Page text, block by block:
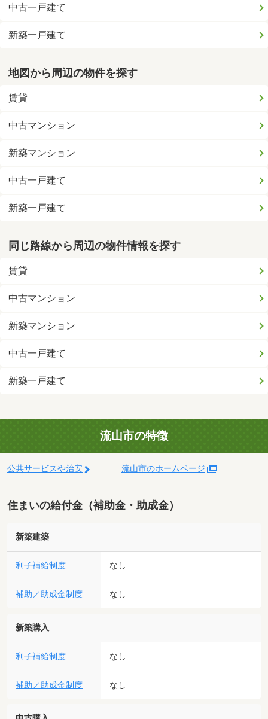
中古一戸建て
新築一戸建て
地図から周辺の物件を探す
賃貸
中古マンション
新築マンション
中古一戸建て
新築一戸建て
同じ路線から周辺の物件情報を探す
賃貸
中古マンション
新築マンション
中古一戸建て
新築一戸建て
流山市の特徴
公共サービスや治安 流山市のホームページ
住まいの給付金（補助金・助成金）
新築建築
利子補給制度 なし
補助／助成金制度 なし
新築購入
利子補給制度 なし
補助／助成金制度 なし